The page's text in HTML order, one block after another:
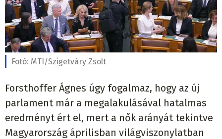
Fotó: MTI/Szigetváry Zsolt
Forsthoffer Ágnes úgy fogalmaz, hogy az új
parlament már a megalakulásával hatalmas
eredményt ért el, mert a nők arányát tekintve
Magyarország áprilisban világviszonylatban